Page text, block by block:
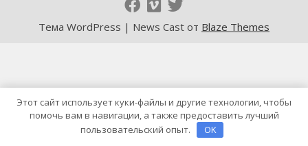
Тема WordPress | News Cast от Blaze Themes
Этот сайт использует куки-файлы и другие технологии, чтобы
помочь вам в навигации, а также предоставить лучший
пользовательский опыт.
OK